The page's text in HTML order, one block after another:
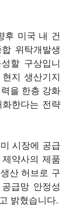
후 미국 내 건
위탁개발생
할 구상입니
지 생산기지
을 한층 강화
한다는 전략
시장에 공급
약사의 제품
산 허브로 구
급망 안정성
밝혔습니다.